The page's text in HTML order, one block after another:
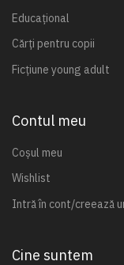
Educațional
Cărți pentru copii
Ficțiune young adult
Contul meu
Coșul meu
Wishlist
Intră în cont/creează
Cine suntem